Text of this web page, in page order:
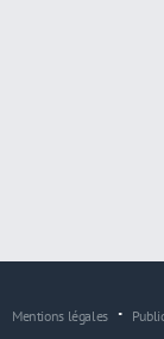
Mentions légales